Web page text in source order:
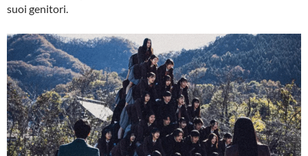
suoi genitori.